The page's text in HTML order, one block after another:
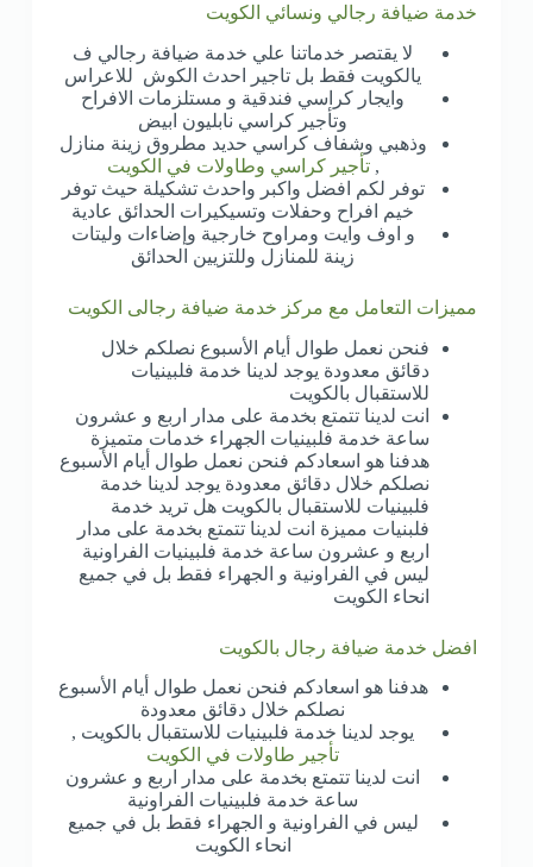
خدمة ضيافة رجالي ونسائي الكويت
لا يقتصر خدماتنا علي خدمة ضيافة رجالي ف
يالكويت فقط بل تاجير احدث الكوش للاعراس
وايجار كراسي فندقية و مستلزمات الافراح
وتأجير كراسي نابليون ابيض
وذهبي وشفاف كراسي حديد مطروق زينة منازل
,تأجير كراسي وطاولات في الكويت
توفر لكم افضل واكبر واحدث تشكيلة حيث توفر
خيم افراح وحفلات وتسيكيرات الحدائق عادية
و اوف وايت ومراوح خارجية وإضاءات وليتات
زينة للمنازل وللتزيين الحدائق
مميزات التعامل مع مركز خدمة ضيافة رجالى الكويت
فنحن نعمل طوال أيام الأسبوع نصلكم خلال
دقائق معدودة يوجد لدينا خدمة فلبينيات
للاستقبال بالكويت
انت لدينا تتمتع بخدمة على مدار اربع و عشرون
ساعة خدمة فلبينيات الجهراء خدمات متميزة
هدفنا هو اسعادكم فنحن نعمل طوال أيام الأسبوع
نصلكم خلال دقائق معدودة يوجد لدينا خدمة
فلبينيات للاستقبال بالكويت هل تريد خدمة
فلبنيات مميزة انت لدينا تتمتع بخدمة على مدار
اربع و عشرون ساعة خدمة فلبينيات الفراونية
ليس في الفراونية و الجهراء فقط بل في جميع
انحاء الكويت
افضل خدمة ضيافة رجال بالكويت
هدفنا هو اسعادكم فنحن نعمل طوال أيام الأسبوع
نصلكم خلال دقائق معدودة
يوجد لدينا خدمة فلبينيات للاستقبال بالكويت ,
تأجير طاولات في الكويت
انت لدينا تتمتع بخدمة على مدار اربع و عشرون
ساعة خدمة فلبينيات الفراونية
ليس في الفراونية و الجهراء فقط بل في جميع
انحاء الكويت